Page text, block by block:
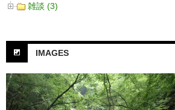
雑談 (3)
IMAGES